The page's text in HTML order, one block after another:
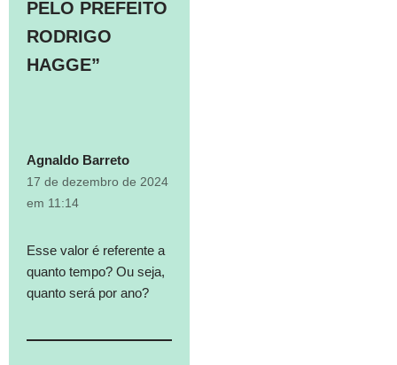
PELO PREFEITO
RODRIGO
HAGGE”
Agnaldo Barreto
17 de dezembro de 2024
em 11:14
Esse valor é referente a
quanto tempo? Ou seja,
quanto será por ano?